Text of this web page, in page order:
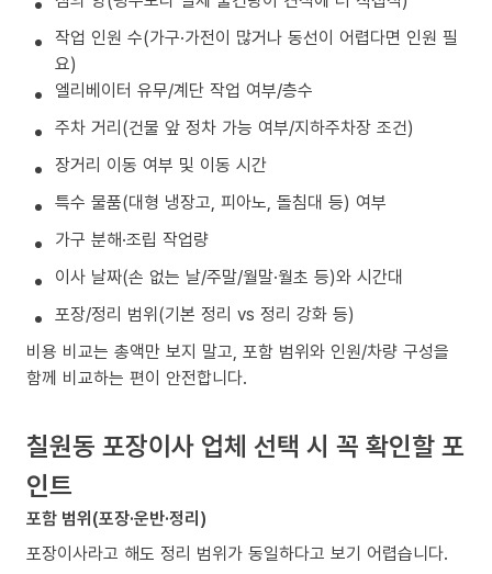
작업 인원 수(가구·가전이 많거나 동선이 어렵다면 인원 필
요)
엘리베이터 유무/계단 작업 여부/층수
주차 거리(건물 앞 정차 가능 여부/지하주차장 조건)
장거리 이동 여부 및 이동 시간
특수 물품(대형 냉장고, 피아노, 돌침대 등) 여부
가구 분해·조립 작업량
이사 날짜(손 없는 날/주말/월말·월초 등)와 시간대
포장/정리 범위(기본 정리 vs 정리 강화 등)
비용 비교는 총액만 보지 말고, 포함 범위와 인원/차량 구성을
함께 비교하는 편이 안전합니다.
칠원동 포장이사 업체 선택 시 꼭 확인할 포
인트
포함 범위(포장·운반·정리)
포장이사라고 해도 정리 범위가 동일하다고 보기 어렵습니다.